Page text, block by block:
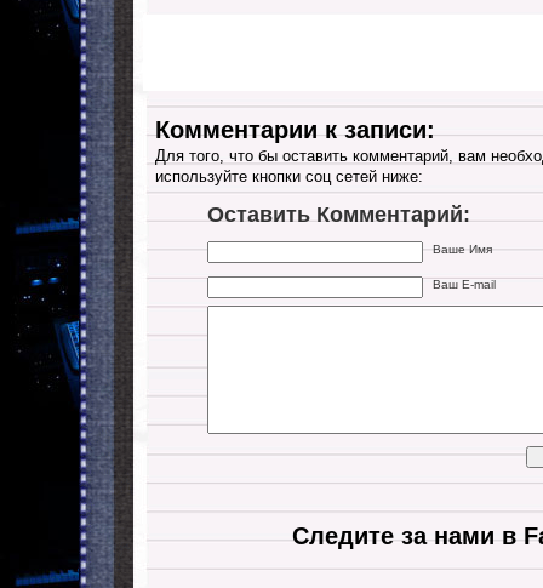
Комментарии к записи:
Для того, что бы оставить комментарий, вам
используйте кнопки соц сетей ниже:
Оставить Комментарий:
Ваше Имя
Ваш E-mail
Следите за нами в